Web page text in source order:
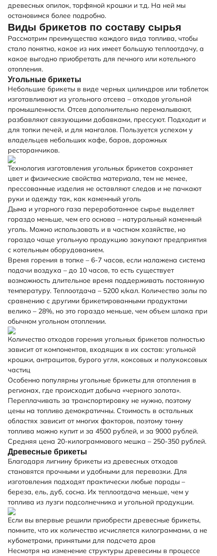
древесных опилок, торфяной крошки и т.д. На ней мы
остановимся более подробно.
Виды брикетов по составу сырья
Рассмотрим преимущества каждого вида топлива, чтобы
стало понятно, какое из них имеет большую теплоотдачу, а
какое выгодно приобретать для печного или котельного
отопления.
Угольные брикеты
Небольшие брикеты в виде черных цилиндров или таблеток
изготавливают из угольного отсева – отходов угольной
промышленности. Отсев дополнительно перемалывают,
разбавляют связующими добавками, прессуют. Подходит и
для топки печей, и для мангалов. Пользуется успехом у
владельцев небольших кафе, баров, дорожных
ресторанчиков.
Технология изготовления угольных брикетов сохраняет
цвет и физические свойства материала, тем не менее,
прессованные изделия не оставляют следов и не пачкают
руки и одежду так, как каменный уголь
Дыма и угарного газа переработанное сырье выделяет
гораздо меньше, чем его основа – натуральный каменный
уголь. Можно использовать и в частном хозяйстве, но
гораздо чаще угольную продукцию закупают предприятия
с котельным оборудованием.
Время горения в топке – 6-7 часов, если налажена система
подачи воздуха – до 10 часов, то есть существует
возможность длительное время поддерживать постоянную
температуру. Теплоотдача – 5200 к/кал. Количество золы по
сравнению с другими брикетированными продуктами
велико – 28%, но это гораздо меньше, чем объем шлака при
обычном угольном отоплении.
Количество отходов горения угольных брикетов полностью
зависит от компонентов, входящих в их состав: угольной
крошки, антрацитов, бурого угля, коксовых и полукоксовых
частиц
Особенно популярны угольные брикеты для отопления в
регионах, где происходит добыча «черного золота».
Переплачивать за транспортировку не нужно, поэтому
цены на топливо демократичны. Стоимость в остальных
областях зависит от многих факторов, поэтому тонну
топлива можно купит и за 4500 рублей, и за 9000 рублей.
Средняя цена 20-килограммового мешка – 250-350 рублей.
Древесные брикеты
Благодаря лигнину брикеты из древесных отходов
становятся прочными и удобными для перевозки. Для
изготовления подходят практически любые породы –
береза, ель, дуб, сосна. Их теплоотдача меньше, чем у
топлива из лузги подсолнечника и угольной продукции.
Если вы впервые решили приобрести древесные брикеты,
помните, что их количество исчисляется килограммами, а не
кубометрами, принятыми для подсчета дров
Несмотря на изменение структуры древесины в процессе